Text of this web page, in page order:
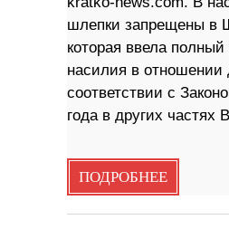
шлепки запрещены в
которая ввела полный
насилия в отношении
соответствии с
года в других частях
ПОДРОБНЕЕ